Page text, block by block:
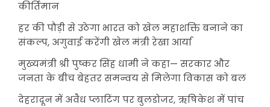
कीर्तिमान
हर की पौड़ी से उठेगा भारत को खेल महाशक्ति बनाने का
संकल्प, अगुवाई करेंगी खेल मंत्री रेखा आर्या
मुख्यमंत्री श्री पुष्कर सिंह धामी ने कहा— सरकार और
जनता के बीच बेहतर समन्वय से मिलेगा विकास को बल
देहरादून में अवैध प्लाटिंग पर बुलडोजर, ऋषिकेश में पांच